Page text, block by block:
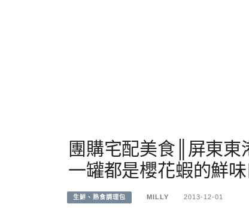
團購宅配美食║屏東
一罐都是櫻花蝦的鮮
生鮮、熟食調理包 MILLY 2013-12-01